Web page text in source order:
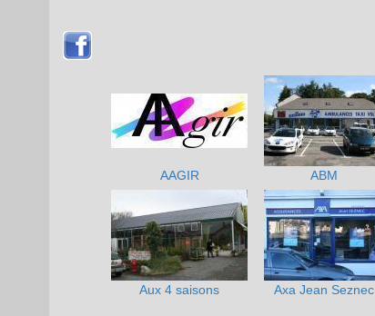
AAGIR ABM
Aux 4 saisons Axa Jean Seznec